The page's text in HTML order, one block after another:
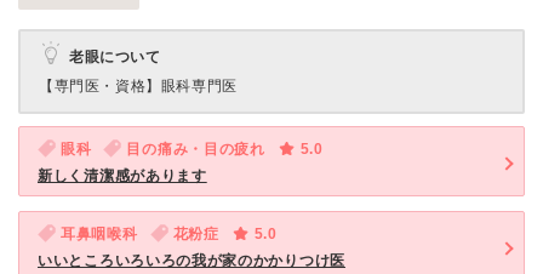
老眼について
【専門医・資格】 眼科専門医
眼科 目の痛み・目の疲れ
5.0
新しく清潔感があります
耳鼻咽喉科 花粉症
5.0
いいところいろいろの我が家のかかりつけ医